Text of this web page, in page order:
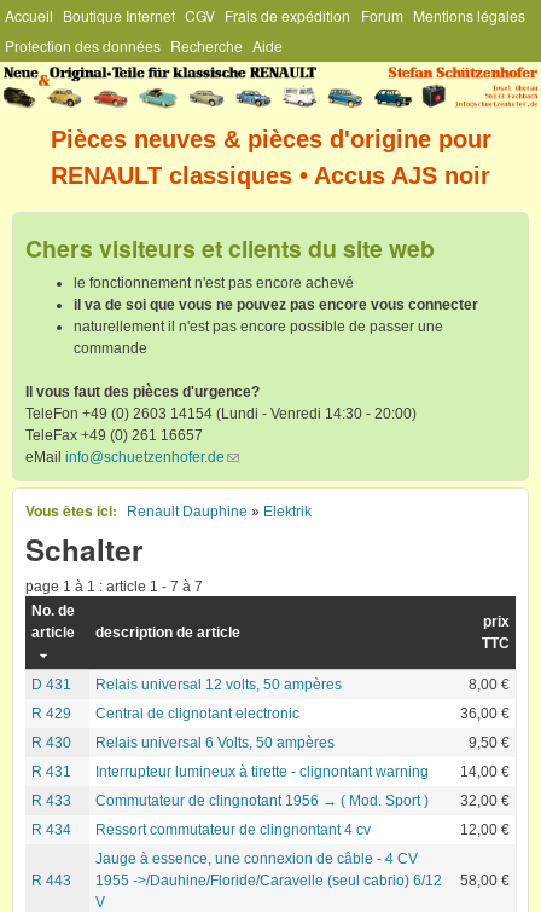
Aller au contenu principal
Menu Général
Accueil Boutique Internet CGV Frais de expédition Forum Mentions légales
Protection des données Recherche Aide
Stefan
Schützenhofer
Pièces neuves & pièces d'origine pour
RENAULT classiques • Accus AJS noir
Chers visiteurs et clients du site web
le fonctionnement n'est pas encore achevé
il va de soi que vous ne pouvez pas encore vous connecter
naturellement il n'est pas encore possible de passer une
commande
Il vous faut des pièces d'urgence?
TeleFon +49 (0) 2603 14154 (Lundi - Venredi 14:30 - 20:00)
TeleFax +49 (0) 261 16657
eMail info@schuetzenhofer.de (link sends e-mail)
Vous êtes ici Renault Dauphine » Elektrik
Schalter
page 1 à 1 : article 1 - 7 à 7
No. de
article
description de article
prix
TTC
D 431 Relais universal 12 volts, 50 ampères
8,00 €
R 429
Central de clignotant electronic
36,00 €
R 430
Relais universal 6 Volts, 50 ampères
9,50 €
R 431
Interrupteur lumineux à tirette - clignontant warning
14,00 €
R 433
Commutateur de clingnotant 1956 → ( Mod. Sport )
32,00 €
R 434
Ressort commutateur de clingnontant 4 cv 12,00 €
R 443
Jauge à essence, une connexion de câble - 4 CV
1955 ->/Dauhine/Floride/Caravelle (seul cabrio) 6/12
V
58,00 €